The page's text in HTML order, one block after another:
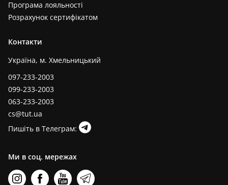
Програма лояльності
Розрахунок сертифікатом
Контакти
Україна, м. Хмельницький
097-233-2003
099-233-2003
063-233-2003
cs@tut.ua
Пишіть в Телеграм:
Ми в соц. мережах